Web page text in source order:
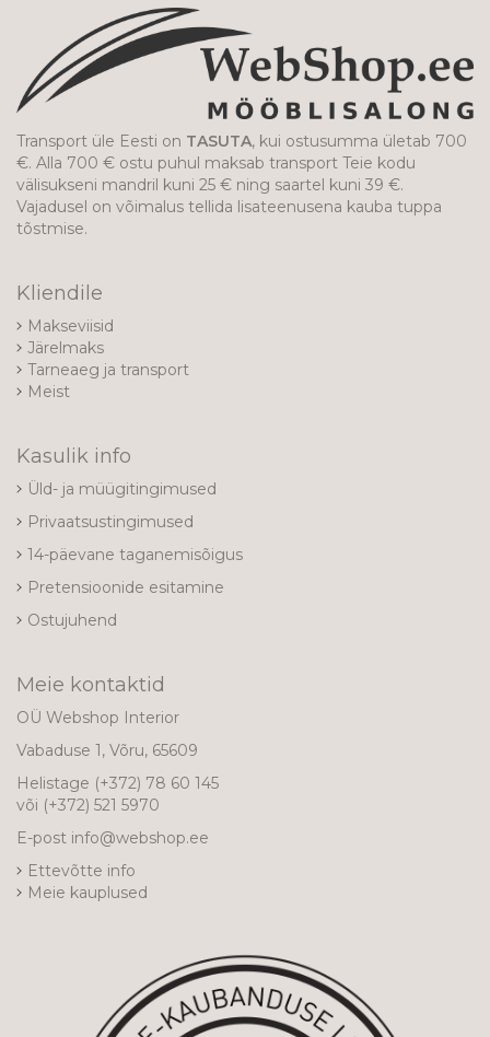
Transport üle Eesti on TASUTA, kui ostusumma ületab 700
€. Alla 700 € ostu puhul maksab transport Teie kodu
välisukseni mandril kuni 25 € ning saartel kuni 39 €.
Vajadusel on võimalus tellida lisateenusena kauba tuppa
tõstmise.
Kliendile
Makseviisid
Järelmaks
Tarneaeg ja transport
Meist
Kasulik info
Üld- ja müügitingimused
Privaatsustingimused
14-päevane taganemisõigus
Pretensioonide esitamine
Ostujuhend
Meie kontaktid
OÜ Webshop Interior
Vabaduse 1, Võru, 65609
Helistage (+372) 78 60 145
või (+372) 521 5970
E-post info@webshop.ee
Ettevõtte info
Meie kauplused